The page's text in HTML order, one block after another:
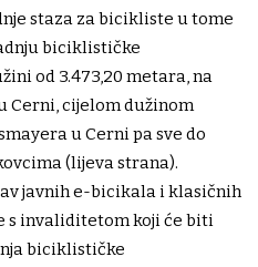
staza za bicikliste u tome
biciklističke
od 3.473,20 metara, na
Cerni, cijelom dužinom
u Cerni pa sve do
(lijeva strana).
javnih e-bicikala i klasičnih
s invaliditetom koji će biti
biciklističke